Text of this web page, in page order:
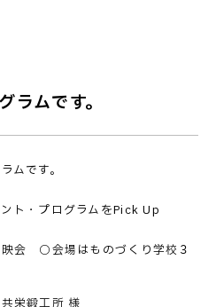
ラムです。
ムです。
ト・プログラムをPick Up
会 ○会場はものづくり学校３